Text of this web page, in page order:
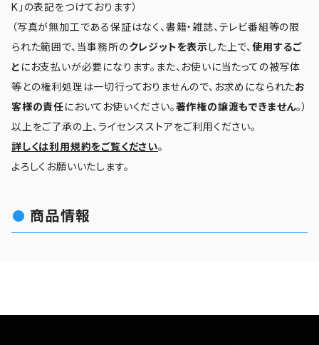
K」の表記をつけております）
（写真が無加工である保証はなく、書籍・雑誌、テレビ番組等の限
られた範囲で、当事務所のクレジットを表示した上で、使用するご
と にお支払いが必要になります。また、お使いに当たっての被写体
等との権利処理は一切行っておりませんので、お求めになられたお
客様の責任においてお使いください。著作権の譲渡もできません。）
以上をご了承の上、ライセンスストアをご利用ください。
詳しくは利用規約をご覧ください。
よろしくお願いいたします。
商品情報